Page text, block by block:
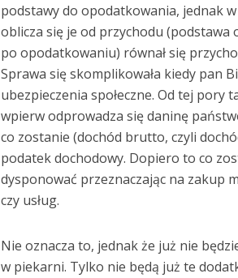
podstawy do opodatkowania, jednak
oblicza się je od przychodu
po opodatkowaniu) równał się
Sprawa się skomplikowała kiedy pan
ubezpieczenia społeczne. Od tej pory
wpierw odprowadza się daninę
co zostanie (dochód brutto, czyli
podatek dochodowy. Dopiero to co
dysponować przeznaczając na zakup
czy usług.
Nie oznacza to, jednak że już nie
w piekarni. Tylko nie będą już te